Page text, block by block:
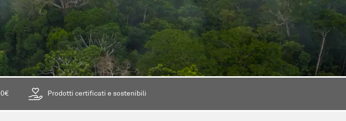
Prodotti certificati e sostenibili